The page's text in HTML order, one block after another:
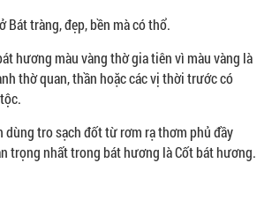
Bát tràng, đẹp, bền mà có thổ.
hương màu vàng thờ gia tiên vì màu vàng là
thờ quan, thần hoặc các vị thời trước có
dùng tro sạch đốt từ rơm rạ thơm phủ đầy
trọng nhất trong bát hương là Cốt bát hương.